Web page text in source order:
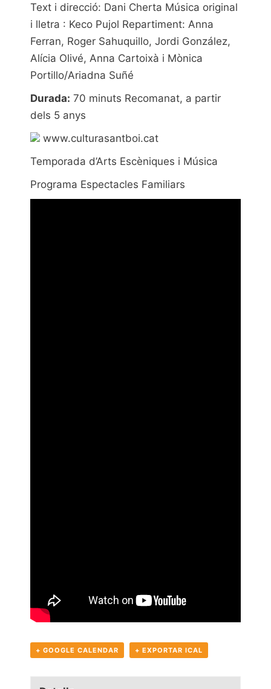
Text i direcció: Dani Cherta Música original
i lletra : Keco Pujol Repartiment: Anna
Ferran, Roger Sahuquillo, Jordi González,
Alícia Olivé, Anna Cartoixà i Mònica
Portillo/Ariadna Suñé
Durada: 70 minuts Recomanat, a partir
dels 5 anys
www.culturasantboi.cat
Temporada d’Arts Escèniques i Música
Programa Espectacles Familiars
+ GOOGLE CALENDAR + EXPORTAR ICAL